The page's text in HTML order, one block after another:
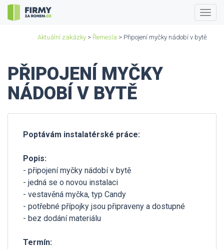
Aktuální zakázky > Řemesla > Připojení myčky nádobí v bytě
PŘIPOJENÍ MYČKY
NÁDOBÍ V BYTĚ
Poptávám instalatérské práce:
Popis:
- připojení myčky nádobí v bytě
- jedná se o novou instalaci
- vestavěná myčka, typ Candy
- potřebné přípojky jsou připraveny a dostupné
- bez dodání materiálu
Termín: